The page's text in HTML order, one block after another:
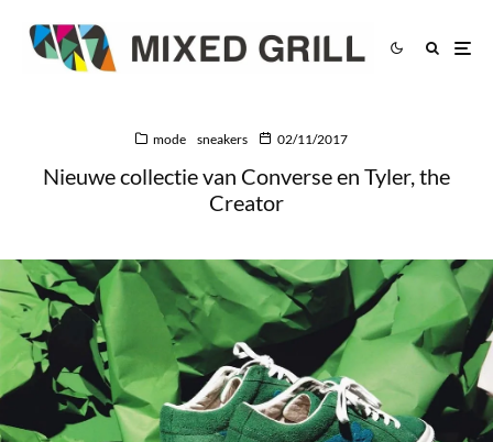
mode sneakers 02/11/2017
Nieuwe collectie van Converse en Tyler, the
Creator